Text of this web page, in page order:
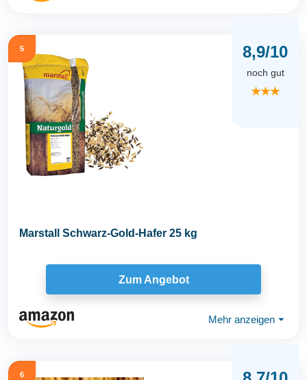
5 8,9/10
noch gut
★★★
Marstall Schwarz-Gold-Hafer 25 kg
Zum Angebot
Mehr anzeigen ⏷
6